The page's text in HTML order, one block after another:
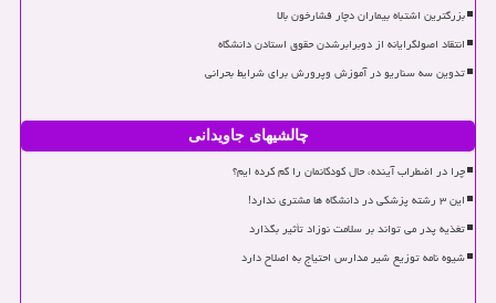
بزرگترین اشتباه بیماران دچار فشارخون بالا
انتقاد اصولگرایانه از دوبرابرشدن حقوق استادن دانشگاه
تدوین سه سناریو در آموزش وپرورش برای شرایط بحرانی
چالشیهای جاویدانی
چرا در اضطراب آینده، حال کودکانمان را گم کرده ایم؟
این ۳ رشته پزشکی در دانشگاه ها مشتری ندارد!
تغذیه پدر می تواند بر سلامت نوزاد تأثیر بگذارد
شیوه نامه توزیع شیر مدارس احتیاج به اصلاح دارد